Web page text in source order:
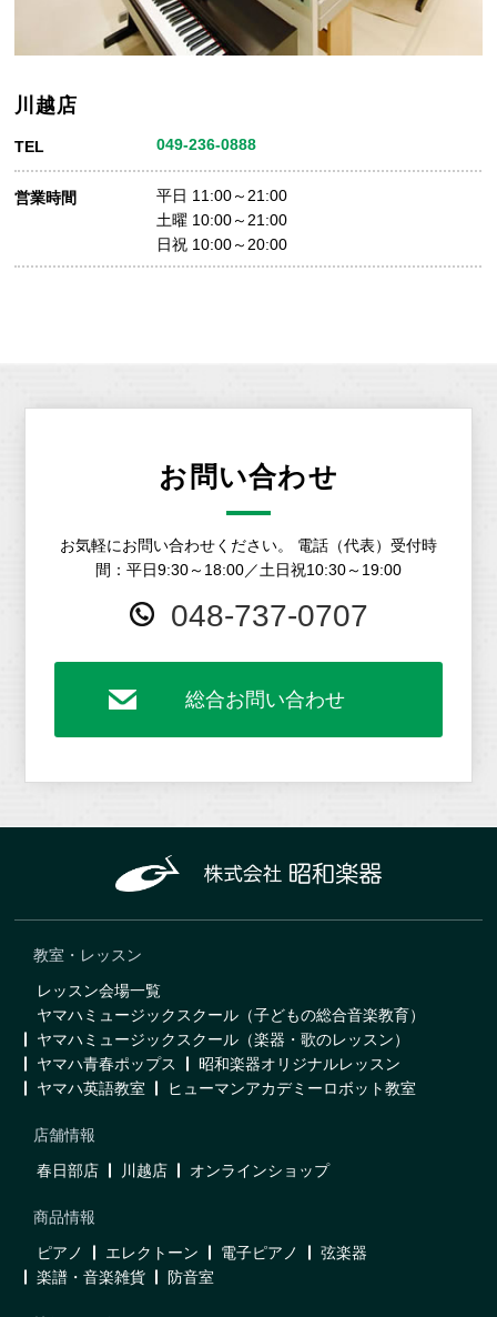
川越店
TEL 049-236-0888
営業時間
平日 11:00～21:00
土曜 10:00～21:00
日祝 10:00～20:00
お問い合わせ
お気軽にお問い合わせください。
電話（代表）受付時
間：平日9:30～18:00／土日祝10:30～19:00
048-737-0707
総合お問い合わせ
教室・レッスン
レッスン会場一覧
ヤマハミュージックスクール（子どもの総合音楽教育）
ヤマハミュージックスクール（楽器・歌のレッスン）
ヤマハ青春ポップス
昭和楽器オリジナルレッスン
ヤマハ英語教室
ヒューマンアカデミーロボット教室
店舗情報
春日部店
川越店 オンラインショップ
商品情報
ピアノ
エレクトーン 電子ピアノ
弦楽器
楽譜・音楽雑貨
防音室